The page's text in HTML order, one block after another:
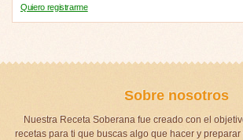
Quiero registrarme
Sobre nosotros
Nuestra Receta Soberana fue creado con el
recetas para ti que buscas algo que hacer y